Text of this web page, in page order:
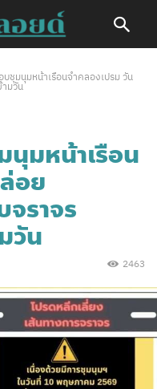
บชุมนุมหน้าเรือนจำคลองเปรม วัน
มวัน
นุมหน้าเรือน
อย
ราจร
วัน
2463